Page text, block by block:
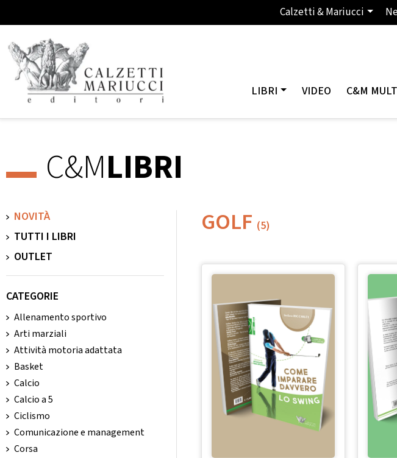
Calzetti & Mariucci
LIBRI VIDEO C&M
C&MLIBRI
NOVITÀ
TUTTI I LIBRI
OUTLET
CATEGORIE
Allenamento sportivo
Arti marziali
Attività motoria adattata
Basket
Calcio
Calcio a 5
Ciclismo
Comunicazione e management
Corsa
GOLF (5)